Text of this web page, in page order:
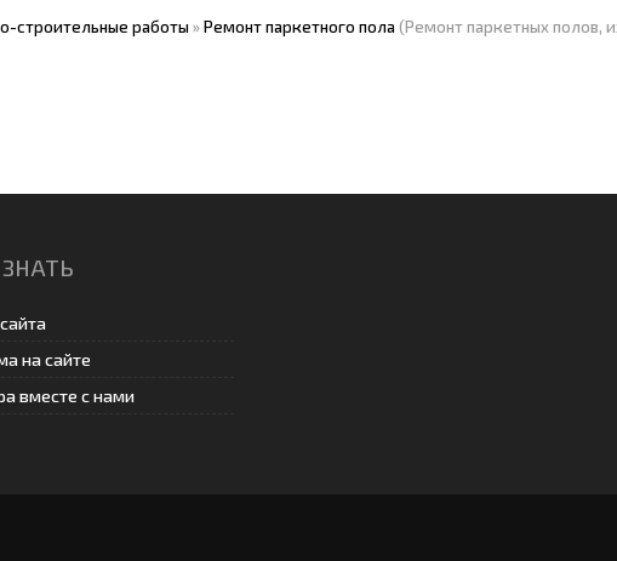
строительные работы »Ремонт паркетного пола (Ремонт паркетных полов,
на сайте
вместе с нами